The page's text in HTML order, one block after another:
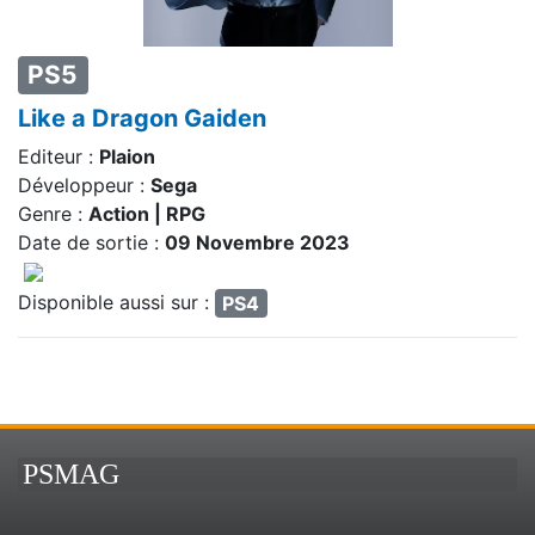
PS5
Like a Dragon Gaiden
Editeur : Plaion
Développeur : Sega
Genre : Action | RPG
Date de sortie : 09 Novembre 2023
Disponible aussi sur : PS4
PSMAG